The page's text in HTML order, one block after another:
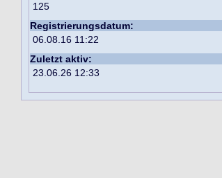
125
Registrierungsdatum:
06.08.16 11:22
Zuletzt aktiv:
23.06.26 12:33